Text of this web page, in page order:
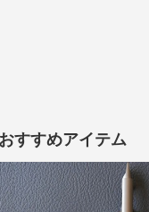
おすすめアイテム